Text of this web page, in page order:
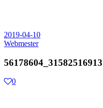
2019-04-10
Webmester
0